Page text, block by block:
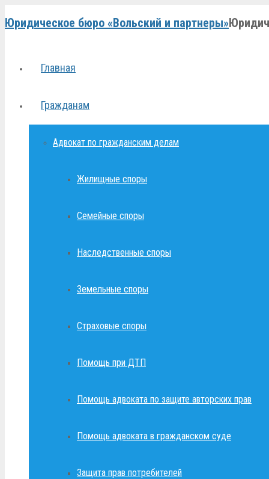
Юридическое бюро «Вольский и партнеры»
Главная
Гражданам
Адвокат по гражданским делам
Жилищные споры
Семейные споры
Наследственные споры
Земельные споры
Страховые споры
Помощь при ДТП
Помощь адвоката по защите авторских прав
Помощь адвоката в гражданском суде
Защита прав потребителей